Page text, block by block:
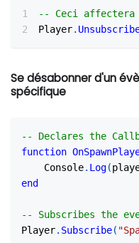
-- Ceci affectera
Player.
Se désabonner d'un
spécifique
-- Declares the
function
    Console
. Log(
end
-- Subscribes the
Player. Subscribe(